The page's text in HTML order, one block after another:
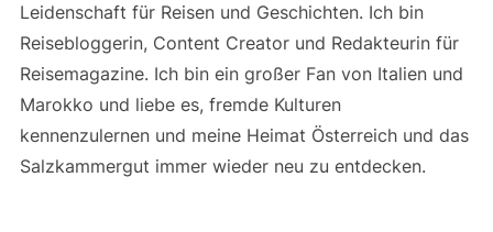
Leidenschaft für Reisen und Geschichten. Ich bin
Reisebloggerin, Content Creator und Redakteurin für
Reisemagazine. Ich bin ein großer Fan von Italien und
Marokko und liebe es, fremde Kulturen
kennenzulernen und meine Heimat Österreich und das
Salzkammergut immer wieder neu zu entdecken.